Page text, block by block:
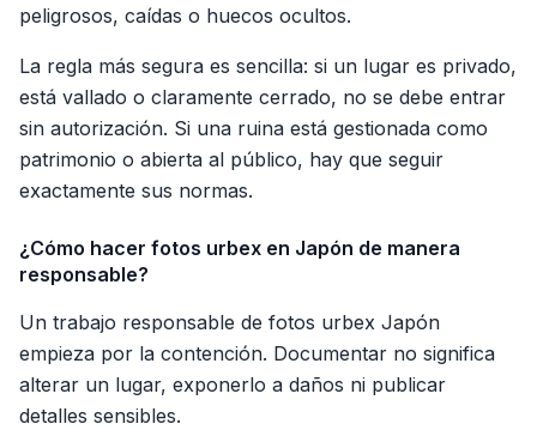
peligrosos, caídas o huecos ocultos.
La regla más segura es sencilla: si un lugar es privado,
está vallado o claramente cerrado, no se debe entrar
sin autorización. Si una ruina está gestionada como
patrimonio o abierta al público, hay que seguir
exactamente sus normas.
¿Cómo hacer fotos urbex en Japón de manera
responsable?
Un trabajo responsable de fotos urbex Japón
empieza por la contención. Documentar no significa
alterar un lugar, exponerlo a daños ni publicar
detalles sensibles.